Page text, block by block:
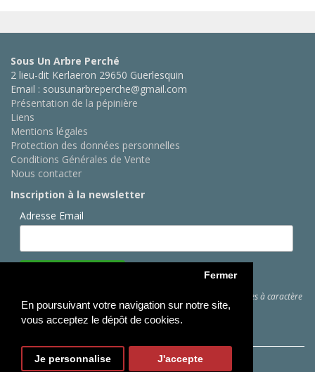
En poursuivant votre navigation sur notre site,
vous acceptez le dépôt de cookies.
Fermer
Je personnalise J'accepte
Sous Un Arbre Perché
2 lieu-dit Kerlaeron 29650 Guerlesquin
Email : sousunarbreperche@gmail.com
Présentation de la pépinière
Liens
Mentions légales
Protection des données personnelles
Conditions Générales de Vente
Nous contacter
Inscription à la newsletter
Adresse Email
pour des informations sur les traitements de données à caractère
personnel
Copyright © Sous Un Arbre Perché